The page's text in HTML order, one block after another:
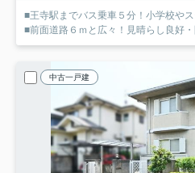
■王寺駅までバス乗車５分！小学校や
■前面道路６ｍと広々！見晴らし良好
中古一戸建